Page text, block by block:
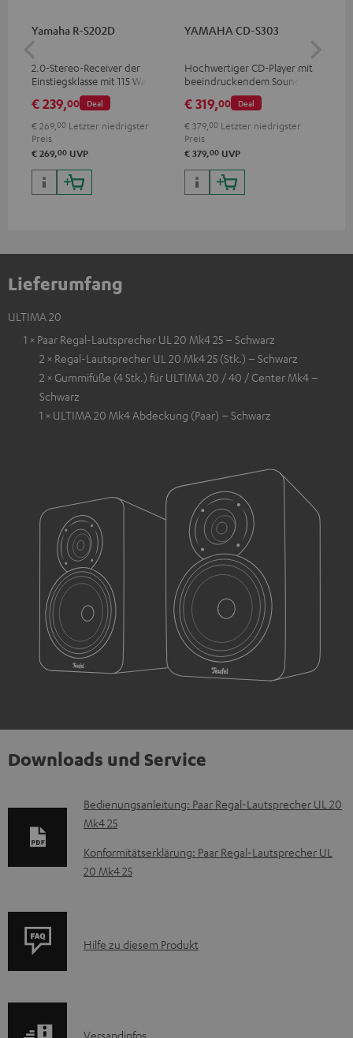
Yamaha R-S202D
2.0-Stereo-Receiver der
Einstiegsklasse mit 115 Watt
pro Kanal an 4 Ohm (bei 1
kHz, 0.7 % THD)
Deal
€ 239,00
€ 269, 00 Letzter niedrigster
Preis
€ 269,00 UVP
YAMAHA CD-S303
Hochwertiger CD-Player mit
beeindruckendem Sound und
wertiger Verarbeitung
Deal
€ 319,00
€ 379, 00 Letzter niedrigster
Preis
€ 379,00 UVP
Lieferumfang
ULTIMA 20
1 × Paar Regal-Lautsprecher UL 20 Mk4 25 – Schwarz
2 × Regal-Lautsprecher UL 20 Mk4 25 (Stk.) – Schwarz
2 × Gummifüße (4 Stk.) für ULTIMA 20 / 40 / Center Mk4 –
Schwarz
1 × ULTIMA 20 Mk4 Abdeckung (Paar) – Schwarz
Downloads und Service
D
o
k
u
n
Bedienungsanleitung: Paar Regal-Lautsprecher UL 20
Mk4 25
Konformitätserklärung: Paar Regal-Lautsprecher UL
20 Mk4 25
P
Hilfe zu diesem Produkt
Versandinfos